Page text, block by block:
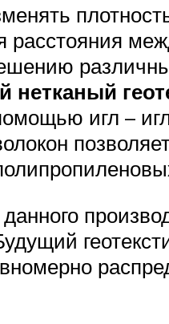
расстояния
нетканый
игл –